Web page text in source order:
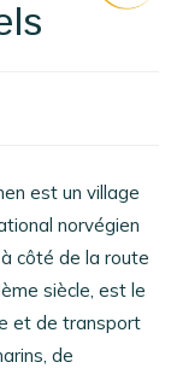
est un village
norvégien
côté de la route
siècle, est le
et de transport
de